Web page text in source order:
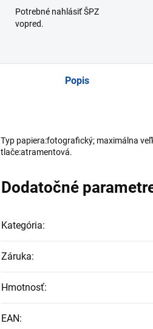
Potrebné nahlásiť ŠPZ
vopred.
Popis
Typ papiera:fotografický; maximálna
tlače:atramentová.
Dodatočné
Kategória:
Záruka:
Hmotnosť:
EAN: